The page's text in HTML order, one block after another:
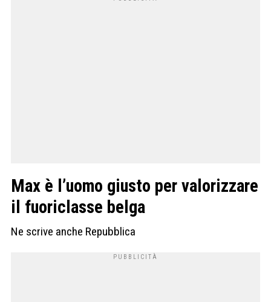
Max è l’uomo giusto per valorizzare
il fuoriclasse belga
Ne scrive anche Repubblica